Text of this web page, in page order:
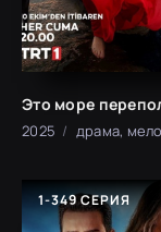
2025 драма,
1-349 СЕРИЯ